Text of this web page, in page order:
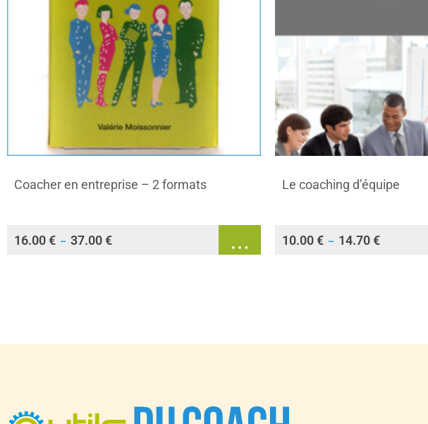
Coacher en entreprise – 2 formats
16.00€ – 37.00€
Le coaching d’équipe
10.00€ – 14.70€